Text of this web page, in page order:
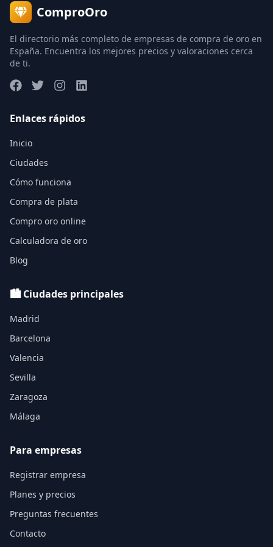
ComproOro
El directorio más completo de empresas de compra de oro en
España. Encuentra los mejores precios y valoraciones cerca
de ti.
Enlaces rápidos
Inicio
Ciudades
Cómo funciona
Compra de plata
Compro oro online
Calculadora de oro
Blog
🏙️ Ciudades principales
Madrid
Barcelona
Valencia
Sevilla
Zaragoza
Málaga
Para empresas
Registrar empresa
Planes y precios
Preguntas frecuentes
Contacto